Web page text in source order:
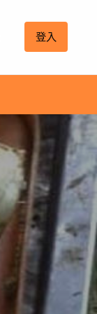
登入